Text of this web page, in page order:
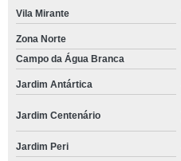
Vila Mirante
Zona Norte
Campo da Água Branca
Jardim Antártica
Jardim Centenário
Jardim Peri